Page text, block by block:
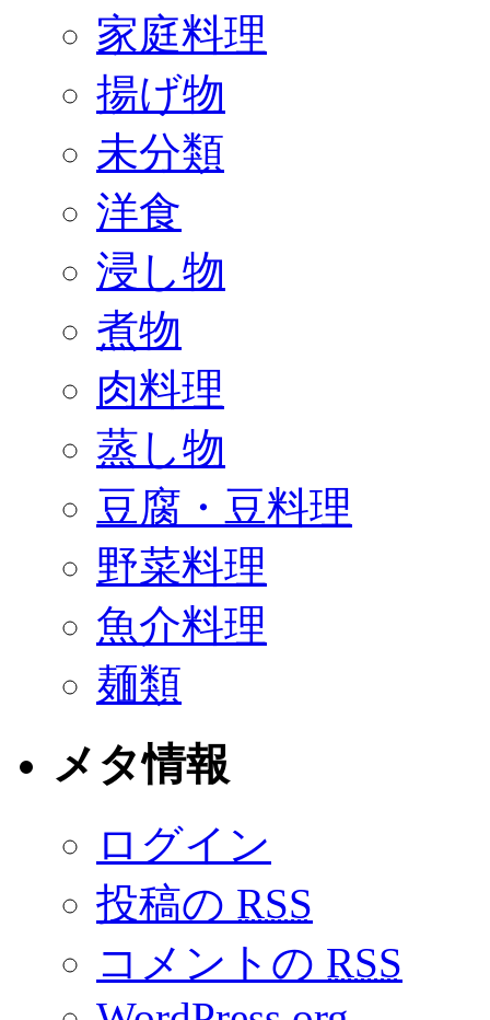
家庭料理
揚げ物
未分類
洋食
浸し物
煮物
肉料理
蒸し物
豆腐・豆料理
野菜料理
魚介料理
麺類
メタ情報
ログイン
投稿の RSS
コメントの RSS